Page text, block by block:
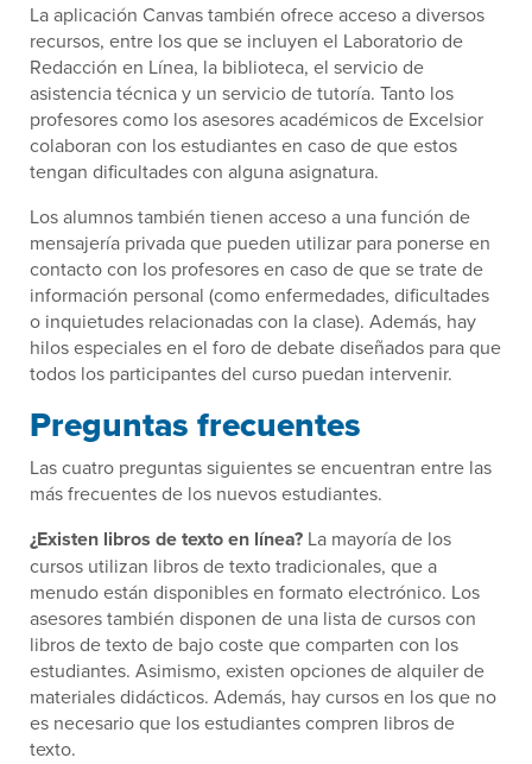
La aplicación Canvas también ofrece acceso a diversos
recursos, entre los que se incluyen el Laboratorio de
Redacción en Línea, la biblioteca, el servicio de
asistencia técnica y un servicio de tutoría. Tanto los
profesores como los asesores académicos de Excelsior
colaboran con los estudiantes en caso de que estos
tengan dificultades con alguna asignatura.
Los alumnos también tienen acceso a una función de
mensajería privada que pueden utilizar para ponerse en
contacto con los profesores en caso de que se trate de
información personal (como enfermedades, dificultades
o inquietudes relacionadas con la clase). Además, hay
hilos especiales en el foro de debate diseñados para que
todos los participantes del curso puedan intervenir.
Preguntas frecuentes
Las cuatro preguntas siguientes se encuentran entre las
más frecuentes de los nuevos estudiantes.
¿Existen libros de texto en línea? La mayoría de los
cursos utilizan libros de texto tradicionales, que a
menudo están disponibles en formato electrónico. Los
asesores también disponen de una lista de cursos con
libros de texto de bajo coste que comparten con los
estudiantes. Asimismo, existen opciones de alquiler de
materiales didácticos. Además, hay cursos en los que no
es necesario que los estudiantes compren libros de
texto.